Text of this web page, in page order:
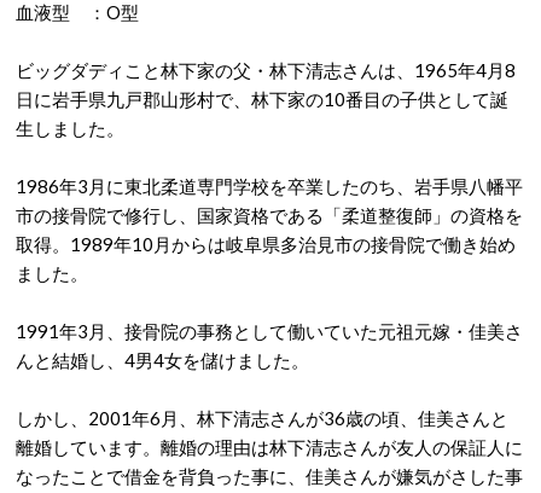
血液型 ：O型
ビッグダディこと林下家の父・林下清志さんは、1965年4月8
日に岩手県九戸郡山形村で、林下家の10番目の子供として誕
生しました。
1986年3月に東北柔道専門学校を卒業したのち、岩手県八幡平
市の接骨院で修行し、国家資格である「柔道整復師」の資格を
取得。1989年10月からは岐阜県多治見市の接骨院で働き始め
ました。
1991年3月、接骨院の事務として働いていた元祖元嫁・佳美さ
んと結婚し、4男4女を儲けました。
しかし、2001年6月、林下清志さんが36歳の頃、佳美さんと
離婚しています。離婚の理由は林下清志さんが友人の保証人に
なったことで借金を背負った事に、佳美さんが嫌気がさした事